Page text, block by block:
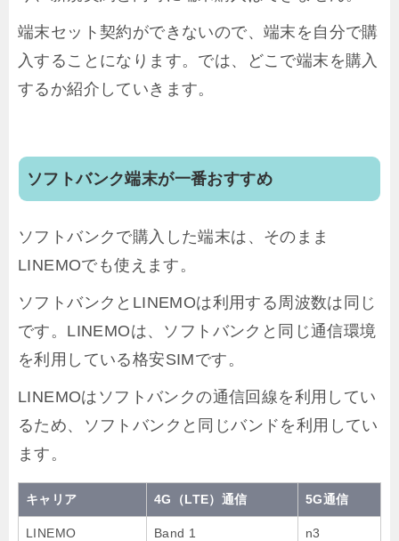
端末セット契約ができないので、端末を自分で購
入することになります。では、どこで端末を購入
するか紹介していきます。
ソフトバンク端末が一番おすすめ
ソフトバンクで購入した端末は、そのまま
LINEMOでも使えます。
ソフトバンクとLINEMOは利用する周波数は同じ
です。LINEMOは、ソフトバンクと同じ通信環境
を利用している格安SIMです。
LINEMOはソフトバンクの通信回線を利用してい
るため、ソフトバンクと同じバンドを利用してい
ます。
キャリア 4G（LTE）通信 5G通信
LINEMO
Band 1
n3